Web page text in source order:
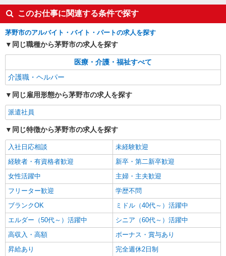
住宅の介護♪
時給1500円〜2125円 ＜日払い有/週払い有/交
詳細を見る
派遣社員
株式会社kotrio /●MT-H-2102339
茅野市≫料理や洗濯など、家事サポートメイン
時給1500円〜2125円 ＜日払い有/週払い有/交
詳細を見る
派遣社員
株式会社kotrio /●MT-H-2067094
茅野市≫家庭的でこぢんまりしたグルホ＊家事
サポートなど
時給1500円〜2125円 ＜日払い有/週払い有/交
通費全支給(ガソリン代含む)＞
このお仕事に関連する条件で探す
茅野市のアルバイト・バイト・パートの求人を探す
同じ職種から茅野市の求人を探す
医療・介護・福祉すべて
介護職・ヘルパー
同じ雇用形態から茅野市の求人を探す
派遣社員
同じ特徴から茅野市の求人を探す
入社日応相談
未経験歓迎
経験者・有資格者歓迎
新卒・第二新卒歓迎
女性活躍中
主婦・主夫歓迎
フリーター歓迎
学歴不問
ブランクOK
ミドル（40代～）活躍中
エルダー（50代～）活躍中
シニア（60代～）活躍中
高収入・高額
ボーナス・賞与あり
昇給あり
完全週休2日制